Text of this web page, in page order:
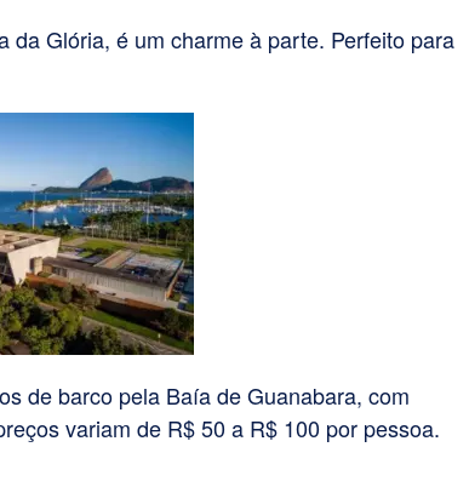
Glória, é um charme à parte. Perfeito para
de barco pela Baía de Guanabara, com
variam de R$ 50 a R$ 100 por pessoa.